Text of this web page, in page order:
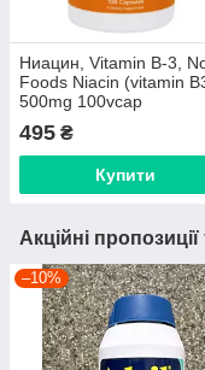
Ниацин, Vitamin B-3,
Foods Niacin (vitamin
500mg 100vcap
495 ₴
Купити
Акційні
–10%